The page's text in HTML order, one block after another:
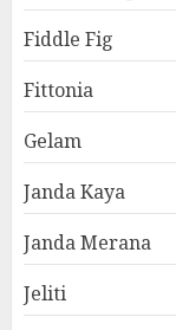
Fiddle Fig
Fittonia
Gelam
Janda Kaya
Janda Merana
Jeliti